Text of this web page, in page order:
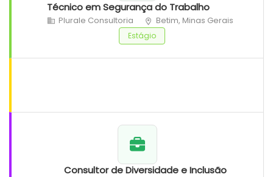
Técnico em Segurança do Trabalho
Plurale Consultoria Betim, Minas Gerais
Estágio
Consultor de Diversidade e Inclusão